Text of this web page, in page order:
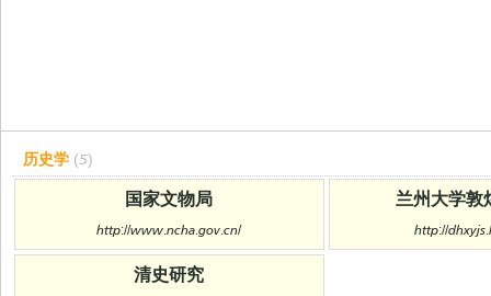
历史学 (5)
国家文物局
http://www.ncha.gov.cn/
兰州大学敦
http://
清史研究